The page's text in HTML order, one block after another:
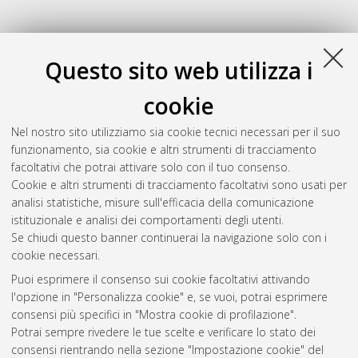
Questo sito web utilizza i
cookie
Nel nostro sito utilizziamo sia cookie tecnici necessari per il suo
funzionamento, sia cookie e altri strumenti di tracciamento
facoltativi che potrai attivare solo con il tuo consenso.
Cookie e altri strumenti di tracciamento facoltativi sono usati per
analisi statistiche, misure sull'efficacia della comunicazione
istituzionale e analisi dei comportamenti degli utenti.
Se chiudi questo banner continuerai la navigazione solo con i
cookie necessari.
Puoi esprimere il consenso sui cookie facoltativi attivando
l'opzione in "Personalizza cookie" e, se vuoi, potrai esprimere
consensi più specifici in "Mostra cookie di profilazione".
Potrai sempre rivedere le tue scelte e verificare lo stato dei
consensi rientrando nella sezione "Impostazione cookie" del
Gestione del documento:
Atom
Rss 1.0
Rss 2.0